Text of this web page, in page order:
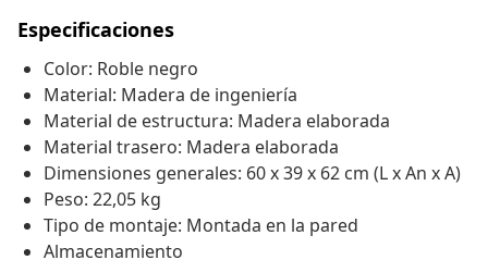
Especificaciones
Color: Roble negro
Material: Madera de ingeniería
Material de estructura: Madera elaborada
Material trasero: Madera elaborada
Dimensiones generales: 60 x 39 x 62 cm (L x An x A)
Peso: 22,05 kg
Tipo de montaje: Montada en la pared
Almacenamiento